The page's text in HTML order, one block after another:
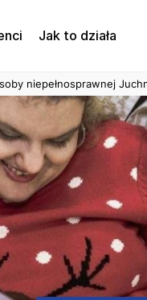
Jak to działa
niepełnosprawnej